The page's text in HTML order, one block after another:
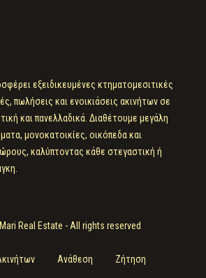
εξειδικευμένες κτηματομεσιτικές
πωλήσεις και ενοικιάσεις ακινήτων σε
και πανελλαδικά. Διαθέτουμε μεγάλη
μονοκατοικίες, οικόπεδα και
καλύπτοντας κάθε στεγαστική ή
Real Estate - All rights reserved
Ανάθεση Ζήτηση